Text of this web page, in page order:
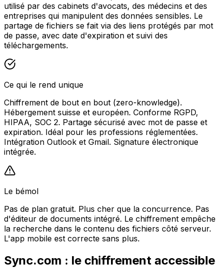
utilisé par des cabinets d'avocats, des médecins et des
entreprises qui manipulent des données sensibles. Le
partage de fichiers se fait via des liens protégés par mot
de passe, avec date d'expiration et suivi des
téléchargements.
Ce qui le rend unique
Chiffrement de bout en bout (zero-knowledge).
Hébergement suisse et européen. Conforme RGPD,
HIPAA, SOC 2. Partage sécurisé avec mot de passe et
expiration. Idéal pour les professions réglementées.
Intégration Outlook et Gmail. Signature électronique
intégrée.
Le bémol
Pas de plan gratuit. Plus cher que la concurrence. Pas
d'éditeur de documents intégré. Le chiffrement empêche
la recherche dans le contenu des fichiers côté serveur.
L'app mobile est correcte sans plus.
Sync.com : le chiffrement accessible